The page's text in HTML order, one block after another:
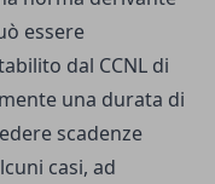
essere
dal CCNL di
una durata di
scadenze
casi, ad